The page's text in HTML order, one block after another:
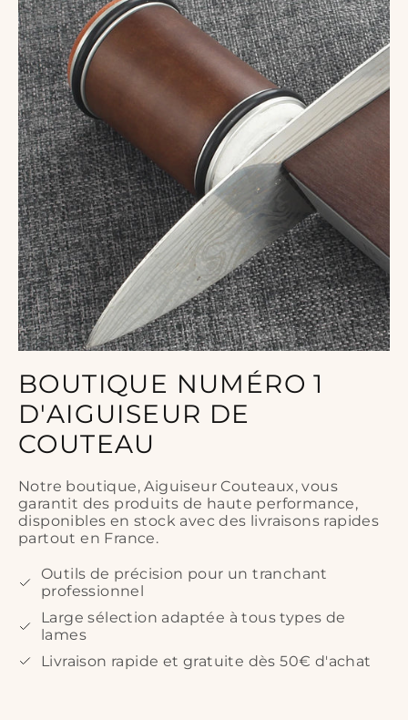
BOUTIQUE NUMÉRO 1
D'AIGUISEUR DE
COUTEAU
Notre boutique, Aiguiseur Couteaux, vous
garantit des produits de haute performance,
disponibles en stock avec des livraisons rapides
partout en France.
Outils de précision pour un tranchant
professionnel
Large sélection adaptée à tous types de
lames
Livraison rapide et gratuite dès 50€ d'achat